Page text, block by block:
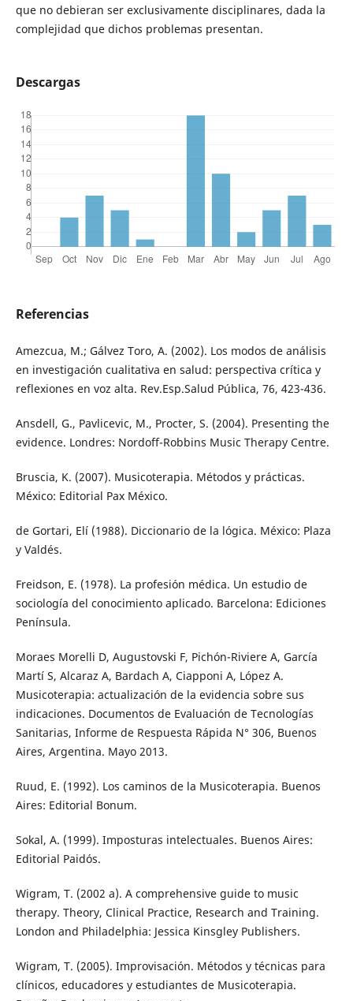
que no debieran ser exclusivamente disciplinares, dada la
complejidad que dichos problemas presentan.
Descargas
Referencias
Amezcua, M.; Gálvez Toro, A. (2002). Los modos de análisis
en investigación cualitativa en salud: perspectiva crítica y
reflexiones en voz alta. Rev.Esp.Salud Pública, 76, 423-436.
Ansdell, G., Pavlicevic, M., Procter, S. (2004). Presenting the
evidence. Londres: Nordoff-Robbins Music Therapy Centre.
Bruscia, K. (2007). Musicoterapia. Métodos y prácticas.
México: Editorial Pax México.
de Gortari, Elí (1988). Diccionario de la lógica. México: Plaza
y Valdés.
Freidson, E. (1978). La profesión médica. Un estudio de
sociología del conocimiento aplicado. Barcelona: Ediciones
Península.
Moraes Morelli D, Augustovski F, Pichón-Riviere A, García
Martí S, Alcaraz A, Bardach A, Ciapponi A, López A.
Musicoterapia: actualización de la evidencia sobre sus
indicaciones. Documentos de Evaluación de Tecnologías
Sanitarias, Informe de Respuesta Rápida N° 306, Buenos
Aires, Argentina. Mayo 2013.
Ruud, E. (1992). Los caminos de la Musicoterapia. Buenos
Aires: Editorial Bonum.
Sokal, A. (1999). Imposturas intelectuales. Buenos Aires:
Editorial Paidós.
Wigram, T. (2002 a). A comprehensive guide to music
therapy. Theory, Clinical Practice, Research and Training.
London and Philadelphia: Jessica Kinsgley Publishers.
Wigram, T. (2005). Improvisación. Métodos y técnicas para
clínicos, educadores y estudiantes de Musicoterapia.